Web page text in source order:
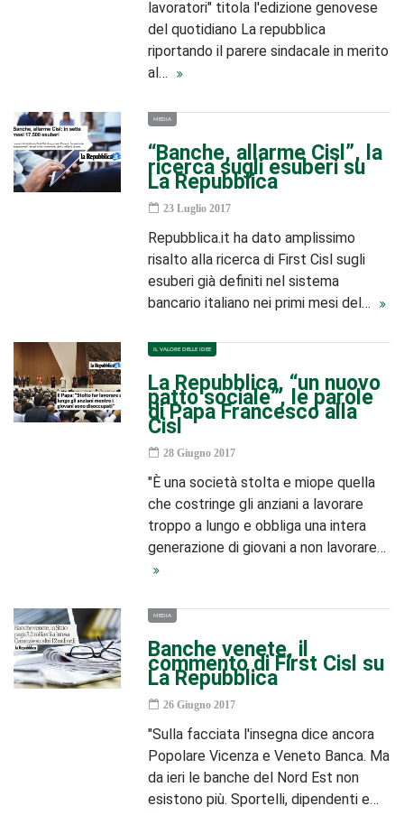
lavoratori" titola l'edizione genovese
del quotidiano La repubblica
riportando il parere sindacale in merito
al…
MEDIA
“Banche, allarme Cisl”, la
ricerca sugli esuberi su
La Repubblica
23 Luglio 2017
Repubblica.it ha dato amplissimo
risalto alla ricerca di First Cisl sugli
esuberi già definiti nel sistema
bancario italiano nei primi mesi del…
IL VALORE DELLE IDEE
La Repubblica, “un nuovo
patto sociale”, le parole
di Papa Francesco alla
Cisl
28 Giugno 2017
"È una società stolta e miope quella
che costringe gli anziani a lavorare
troppo a lungo e obbliga una intera
generazione di giovani a non lavorare…
MEDIA
Banche venete, il
commento di First Cisl su
La Repubblica
26 Giugno 2017
"Sulla facciata l'insegna dice ancora
Popolare Vicenza e Veneto Banca. Ma
da ieri le banche del Nord Est non
esistono più. Sportelli, dipendenti e…